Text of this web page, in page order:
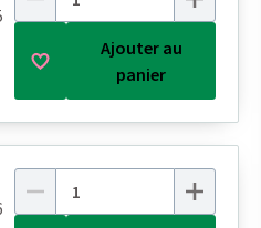
Ajouter au
panier